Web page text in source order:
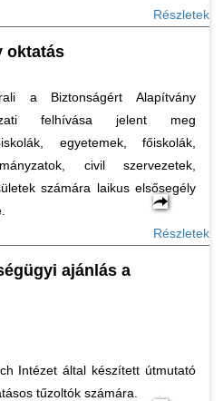
Részletek
oktatás
a Biztonságért Alapítvány
felhívása jelent meg
egyetemek, főiskolák,
civil szervezetek,
számára laikus elsősegély
Részletek
ajánlás a
Intézet által készített útmutató
tűzoltók számára.